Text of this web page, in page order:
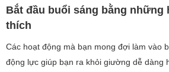
Bắt đầu buổi sáng bằng những
thích
Các hoạt động mà bạn mong đợi làm vào
động lực giúp bạn ra khỏi giường dễ dàng